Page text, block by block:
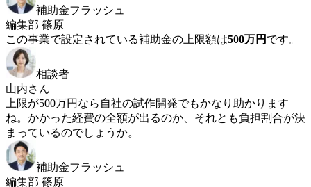
補助金フラッシュ
編集部 篠原
この事業で設定されている補助金の上限額は500万円 です。
相談者
山内さん
上限が500万円なら自社の試作開発でもかなり助かります
ね。かかった経費の全額が出るのか、それとも負担割合が決
まっているのでしょうか。
補助金フラッシュ
編集部 篠原